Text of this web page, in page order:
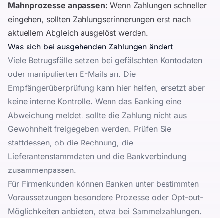
Mahnprozesse anpassen: Wenn Zahlungen schneller
eingehen, sollten Zahlungserinnerungen erst nach
aktuellem Abgleich ausgelöst werden.
Was sich bei ausgehenden Zahlungen ändert
Viele Betrugsfälle setzen bei gefälschten Kontodaten
oder manipulierten E-Mails an. Die
Empfängerüberprüfung kann hier helfen, ersetzt aber
keine interne Kontrolle. Wenn das Banking eine
Abweichung meldet, sollte die Zahlung nicht aus
Gewohnheit freigegeben werden. Prüfen Sie
stattdessen, ob die Rechnung, die
Lieferantenstammdaten und die Bankverbindung
zusammenpassen.
Für Firmenkunden können Banken unter bestimmten
Voraussetzungen besondere Prozesse oder Opt-out-
Möglichkeiten anbieten, etwa bei Sammelzahlungen.